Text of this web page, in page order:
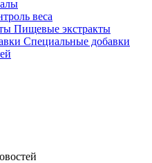
веса
Пищевые экстракты
Специальные добавки